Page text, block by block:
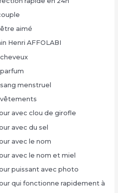
aimé
Henri AFFOLABI
menstruel
vêtements
avec clou de girofle
avec du sel
avec le nom
avec le nom et miel
puissant avec photo
qui fonctionne rapidement à